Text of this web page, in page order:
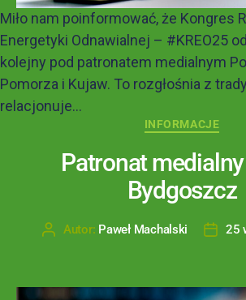
Miło nam poinformować, że Kongres
Energetyki Odnawialnej – #KREO25
kolejny pod patronatem medialnym
Pomorza i Kujaw. To rozgłośnia z
relacjonuje...
INFORMACJE
Patronat
Bydgoszcz
Autor: Paweł Machalski 25